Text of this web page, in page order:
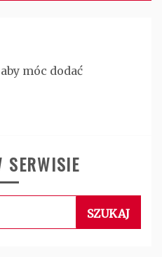
aby móc dodać
SERWISIE